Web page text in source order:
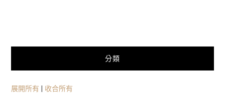
分類
展開所有 | 收合所有